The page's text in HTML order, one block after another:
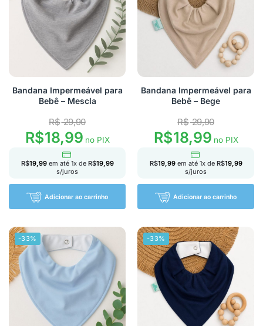
Bandana Impermeável para
Bebê – Mescla
R$29,90
R$18,99no PIX
R$19,99 em até 1x de R$19,99
s/juros
Adicionar ao carrinho
Bandana Impermeável para
Bebê – Bege
R$29,90
R$18,99no PIX
R$19,99 em até 1x de R$19,99
s/juros
Adicionar ao carrinho
-33% -33%